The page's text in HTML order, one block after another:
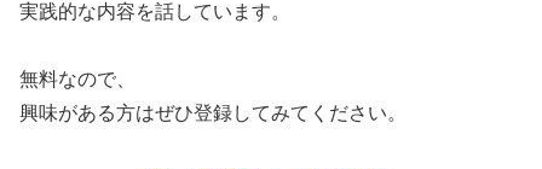
実践的な内容を話しています。
無料なので、
興味がある方はぜひ登録してみてください。